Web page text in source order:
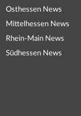
Osthessen News
Mittelhessen News
Rhein-Main News
Südhessen News